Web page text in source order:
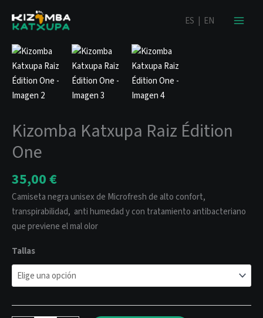
ES | EN
Kizomba Katxupa Raiz Édition
One
35,00€
Camiseta negra unisex de Microfresh de alto confort,
transpirabilidad, anti humedad y con tratamiento antibacteriano
que previene el mal olor
Tallas
Katxupa
Raiz
Édition
One